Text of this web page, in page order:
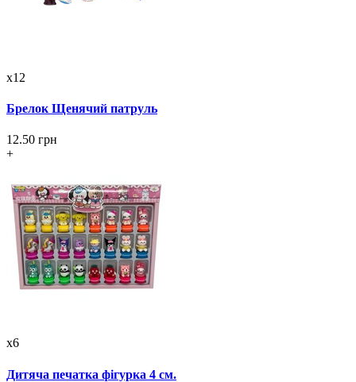
x12
Брелок Щенячий патруль
12.50 грн
+
x6
Дитяча печатка фігурка 4 см.